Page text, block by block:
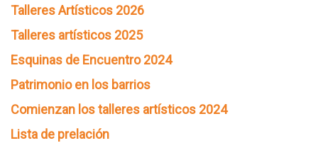
Talleres Artísticos 2026
Talleres artísticos 2025
Esquinas de Encuentro 2024
Patrimonio en los barrios
Comienzan los talleres artísticos 2024
Lista de prelación